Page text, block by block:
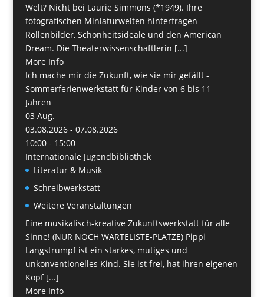
Welt? Nicht bei Laurie Simmons (*1949). Ihre
fotografischen Miniaturwelten hinterfragen
Rollenbilder, Schönheitsideale und den American
Dream. Die Theaterwissenschaftlerin [...]
More Info
Ich mache mir die Zukunft, wie sie mir gefällt -
Sommerferienwerkstatt für Kinder von 6 bis 11
Jahren
03 Aug.
03.08.2026 - 07.08.2026
10:00 - 15:00
Internationale Jugendbibliothek
Literatur & Musik
Schreibwerkstatt
Weitere Veranstaltungen
Eine musikalisch-kreative Zukunftswerkstatt für alle
Sinne! (NUR NOCH WARTELISTE-PLÄTZE) Pippi
Langstrumpf ist ein starkes, mutiges und
unkonventionelles Kind. Sie ist frei, hat ihren eigenen
Kopf [...]
More Info